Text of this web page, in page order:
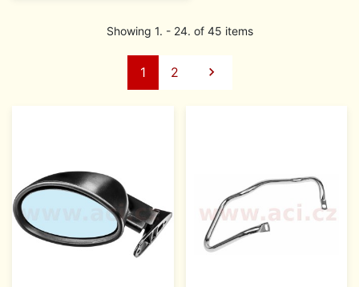
Showing 1. - 24. of 45 items
1 2 Next
